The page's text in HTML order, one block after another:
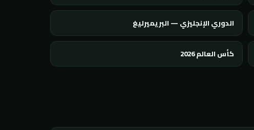
الدوري الإنجليزي — البريميرليغ
كأس العالم 2026